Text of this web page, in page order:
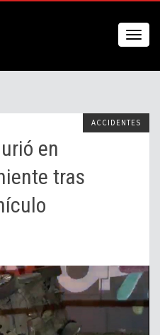
ACCIDENTES
en
tras